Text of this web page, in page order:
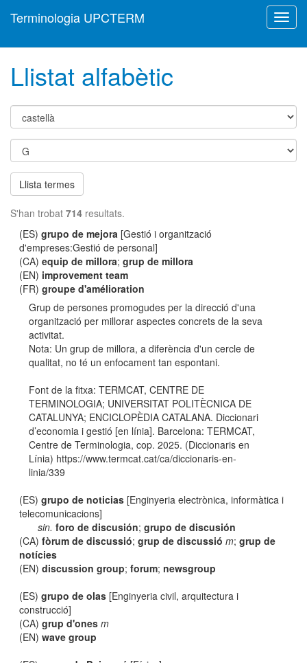
Terminologia UPCTERM
Llistat alfabètic
Llista termes
S'han trobat 714 resultats.
(ES)grupo de mejora [Gestió i organització
d'empreses:Gestió de personal]
(CA)equip de millora;grup de millora
(EN) improvement team
(FR)groupe d'amélioration
Grup de persones promogudes per la direcció d'una
organització per millorar aspectes concrets de la seva
activitat.
Nota: Un grup de millora, a diferència d'un cercle de
qualitat, no té un enfocament tan espontani.
Font de la fitxa: TERMCAT, CENTRE DE
TERMINOLOGIA; UNIVERSITAT POLITÈCNICA DE
CATALUNYA; ENCICLOPÈDIA CATALANA. Diccionari
d’economia i gestió [en línia]. Barcelona: TERMCAT,
Centre de Terminologia, cop. 2025. (Diccionaris en
Línia) https://www.termcat.cat/ca/diccionaris-en-
linia/339
(ES)grupo de noticias [Enginyeria electrònica, informàtica i
telecomunicacions]
sin. foro de discusión; grupo de discusión
(CA)fòrum de discussió;grup de discussió m;grup de
notícies
(EN)discussion group;forum;newsgroup
(ES)grupo de olas [Enginyeria civil, arquitectura i
construcció]
(CA)grup d'ones m
(EN)wave group